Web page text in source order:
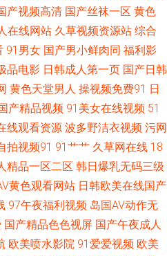
线性 日韩欧美色性色 51精品在线 91se
少妇影院一区 中文字暮人妻一区二区 中
3级网络入口 欧美成人超踫AⅤ 亚洲日韩
精品视频 玖玖资源影音先锋 色情伦理午
91影院成人 成人导航福利在线视频 欧
久久精品999 人人操人人干福利看片
91福利资源导航 欧美超碰91 第一福利
产视频高清 国产丝袜一区 黄色
在线网站 久草视频资源站 综合
91男女 国产男小鲜肉同 福利影
品电影 日韩成人第一页 国产日韩
黄色天堂男人 操视频免费91 日
产精品视频 91美女在线视频 51
线观看资源 波多野洁衣视频 污网
拍视频91 91艹艹 久草网在线 18
精品一区二区 韩日爆乳无码三级
黄色观看网站 日韩欧美在线国产
97午夜福利视频 岛国AV动作无
国产精品色色视屏 国产午夜成人
欧美喷水影院 91爱爱视频 欧美